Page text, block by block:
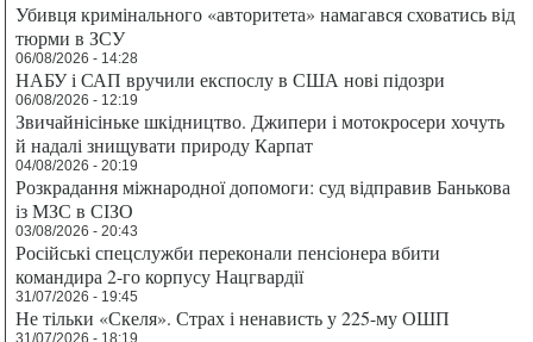
Убивця кримінального «авторитета» намагався сховатись від
тюрми в ЗСУ
06/08/2026 - 14:28
НАБУ і САП вручили експослу в США нові підозри
06/08/2026 - 12:19
Звичайнісіньке шкідництво. Джипери і мотокросери хочуть
й надалі знищувати природу Карпат
04/08/2026 - 20:19
Розкрадання міжнародної допомоги: суд відправив Банькова
із МЗС в СІЗО
03/08/2026 - 20:43
Російські спецслужби переконали пенсіонера вбити
командира 2-го корпусу Нацгвардії
31/07/2026 - 19:45
Не тільки «Скеля». Страх і ненависть у 225-му ОШП